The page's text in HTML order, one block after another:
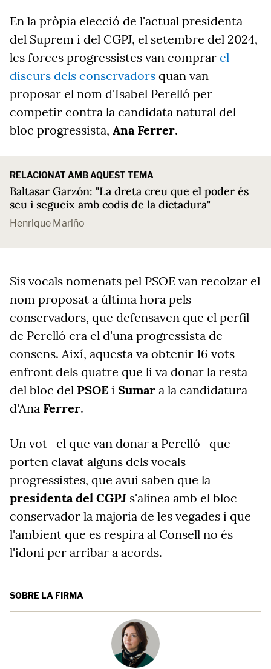
En la pròpia elecció de l'actual presidenta
del Suprem i del CGPJ, el setembre del 2024,
les forces progressistes van comprar el
discurs dels conservadors quan van
proposar el nom d'Isabel Perelló per
competir contra la candidata natural del
bloc progressista, Ana Ferrer.
RELACIONAT AMB AQUEST TEMA
Baltasar Garzón: "La dreta creu que el poder és
seu i segueix amb codis de la dictadura"
Henrique Mariño
Sis vocals nomenats pel PSOE van recolzar el
nom proposat a última hora pels
conservadors, que defensaven que el perfil
de Perelló era el d'una progressista de
consens. Així, aquesta va obtenir 16 vots
enfront dels quatre que li va donar la resta
del bloc del PSOE i Sumar a la candidatura
d'Ana Ferrer.
Un vot -el que van donar a Perelló- que
porten clavat alguns dels vocals
progressistes, que avui saben que la
presidenta del CGPJ s'alinea amb el bloc
conservador la majoria de les vegades i que
l'ambient que es respira al Consell no és
l'idoni per arribar a acords.
SOBRE LA FIRMA